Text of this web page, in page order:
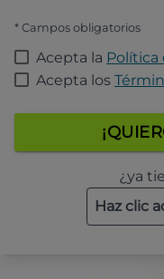
* Campos obligatorios
Acepta la Política
Acepta los
¿ya
Haz clic